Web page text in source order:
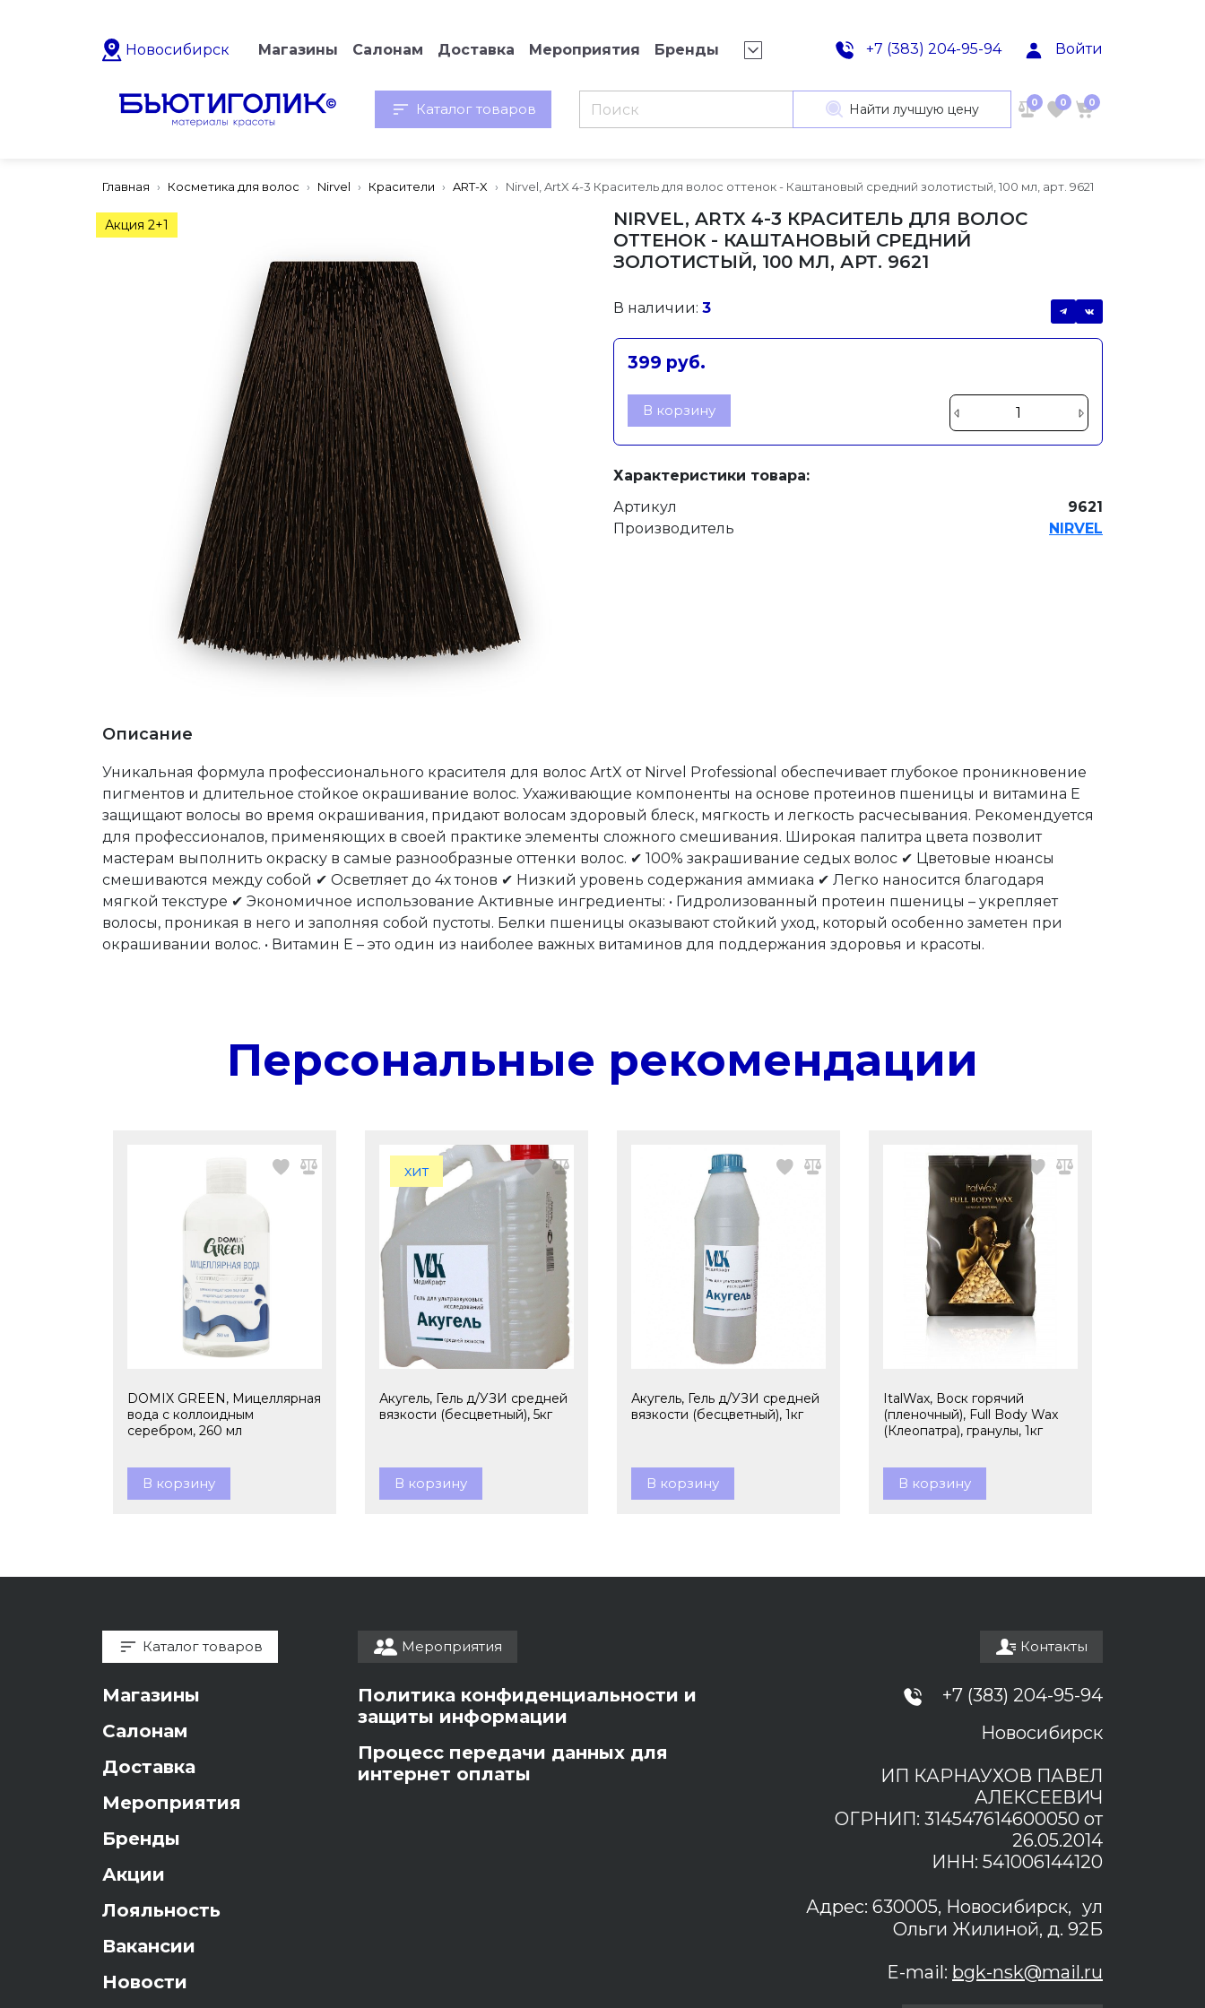
Новосибирск Магазины Салонам Доставка Мероприятия Бренды +7 (383) 204-95-94 Войти
Каталог товаров Найти лучшую цену 0 0 0
Главная Косметика для волос Nirvel Красители ART-X Nirvel, ArtX 4-3 Краситель для волос оттенок - Каштановый средний золотистый, 100 мл, арт. 9621
Акция 2+1
NIRVEL, ARTX 4-3 КРАСИТЕЛЬ ДЛЯ ВОЛОС
ОТТЕНОК - КАШТАНОВЫЙ СРЕДНИЙ
ЗОЛОТИСТЫЙ, 100 МЛ, АРТ. 9621
В наличии: 3
399 руб.
В корзину
Характеристики товара:
Артикул
9621
Производитель
NIRVEL
Описание
Уникальная формула профессионального красителя для волос ArtX от Nirvel Professional обеспечивает глубокое проникновение
пигментов и длительное стойкое окрашивание волос. Ухаживающие компоненты на основе протеинов пшеницы и витамина Е
защищают волосы во время окрашивания, придают волосам здоровый блеск, мягкость и легкость расчесывания. Рекомендуется
для профессионалов, применяющих в своей практике элементы сложного смешивания. Широкая палитра цвета позволит
мастерам выполнить окраску в самые разнообразные оттенки волос. ✔ 100% закрашивание седых волос ✔ Цветовые нюансы
смешиваются между собой ✔ Осветляет до 4х тонов ✔ Низкий уровень содержания аммиака ✔ Легко наносится благодаря
мягкой текстуре ✔ Экономичное использование Активные ингредиенты: • Гидролизованный протеин пшеницы – укрепляет
волосы, проникая в него и заполняя собой пустоты. Белки пшеницы оказывают стойкий уход, который особенно заметен при
окрашивании волос. • Витамин Е – это один из наиболее важных витаминов для поддержания здоровья и красоты.
Персональные рекомендации
DOMIX GREEN, Мицеллярная
вода с коллоидным
серебром, 260 мл
В корзину
хит
Акугель, Гель д/УЗИ средней
вязкости (бесцветный), 5кг
В корзину
Акугель, Гель д/УЗИ средней
вязкости (бесцветный), 1кг
В корзину
ItalWax, Воск горячий
(пленочный), Full Body Wax
(Клеопатра), гранулы, 1кг
В корзину
Каталог товаров
Магазины
Салонам
Доставка
Мероприятия
Бренды
Акции
Лояльность
Вакансии
Новости
Мероприятия
Политика конфиденциальности и
защиты информации
Процесс передачи данных для
интернет оплаты
Контакты
+7 (383) 204-95-94
Новосибирск
ИП КАРНАУХОВ ПАВЕЛ
АЛЕКСЕЕВИЧ
ОГРНИП: 314547614600050 от
26.05.2014
ИНН: 541006144120
Адрес: 630005, Новосибирск, ул
Ольги Жилиной, д. 92Б
E-mail: bgk-nsk@mail.ru